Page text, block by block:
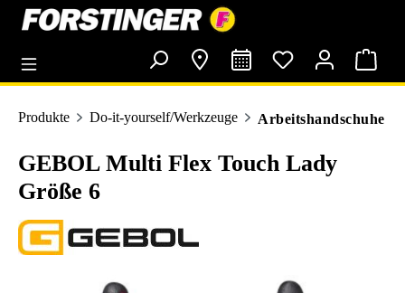
springen
Produkte Do-it-yourself/Werkzeuge Arbeitshandschuhe
GEBOL Multi Flex Touch Lady
Größe 6
Bildergalerie überspringen